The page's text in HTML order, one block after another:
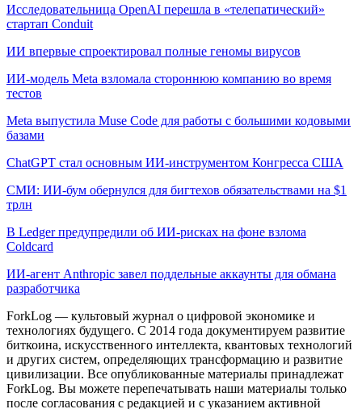
Исследовательница OpenAI перешла в «телепатический»
стартап Conduit
ИИ впервые спроектировал полные геномы вирусов
ИИ-модель Meta взломала стороннюю компанию во время
тестов
Meta выпустила Muse Code для работы с большими кодовыми
базами
ChatGPT стал основным ИИ-инструментом Конгресса США
СМИ: ИИ-бум обернулся для бигтехов обязательствами на $1
трлн
В Ledger предупредили об ИИ-рисках на фоне взлома
Coldcard
ИИ-агент Anthropic завел поддельные аккаунты для обмана
разработчика
ForkLog — культовый журнал о цифровой экономике и
технологиях будущего. С 2014 года документируем развитие
биткоина, искусственного интеллекта, квантовых технологий
и других систем, определяющих трансформацию и развитие
цивилизации. Все опубликованные материалы принадлежат
ForkLog. Вы можете перепечатывать наши материалы только
после согласования с редакцией и с указанием активной